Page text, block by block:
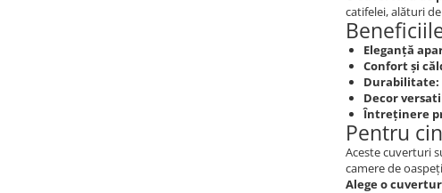
catifelei, alături
Eleganță
Confort și
Durabilitate:
Decor
Întreținere
Pentru
Aceste cuverturi
camere de
Alege o